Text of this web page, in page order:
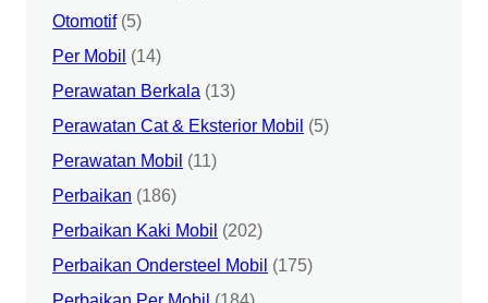
Otomotif(5)
Per Mobil (14)
Perawatan Berkala (13)
Perawatan Cat & Eksterior Mobil (5)
Perawatan Mobil (11)
Perbaikan (186)
Perbaikan Kaki Mobil (202)
Perbaikan Ondersteel Mobil (175)